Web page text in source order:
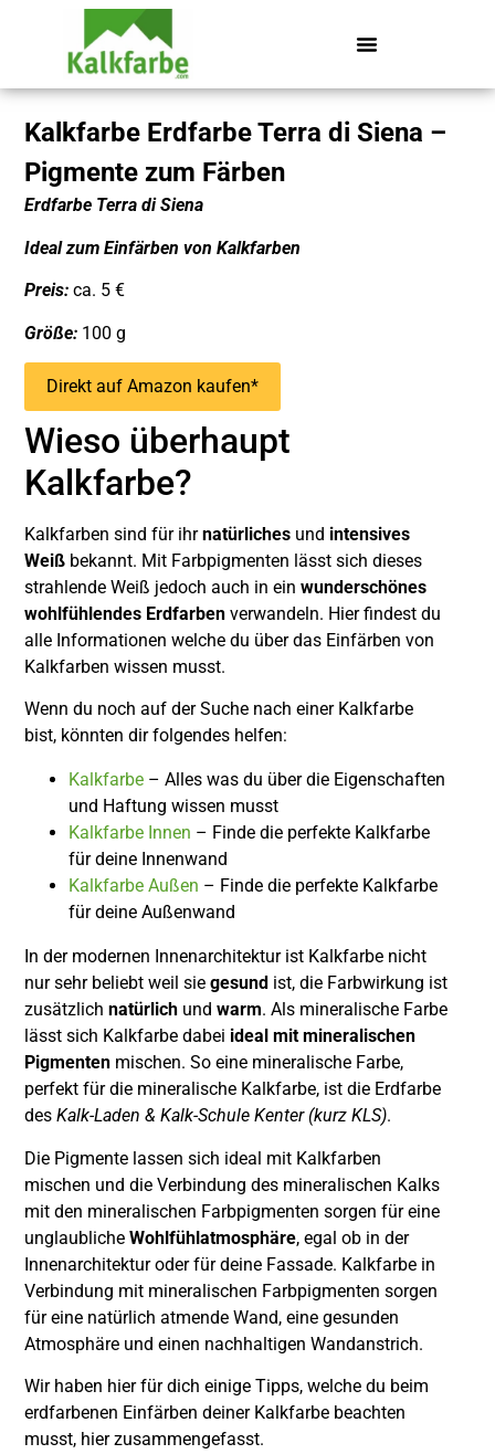
Kalkfarbe Erdfarbe Terra di Siena –
Pigmente zum Färben
Erdfarbe Terra di Siena
Ideal zum Einfärben von Kalkfarben
Preis: ca. 5 €
Größe: 100 g
Direkt auf Amazon kaufen*
Wieso überhaupt
Kalkfarbe?
Kalkfarben sind für ihrnatürliches und intensives
Weiß bekannt. Mit Farbpigmenten lässt sich dieses
strahlende Weiß jedoch auch in einwunderschönes
wohlfühlendes Erdfarben verwandeln. Hier findest du
alle Informationen welche du über das Einfärben von
Kalkfarben wissen musst.
Wenn du noch auf der Suche nach einer Kalkfarbe
bist, könnten dir folgendes helfen:
Kalkfarbe – Alles was du über die Eigenschaften
und Haftung wissen musst
Kalkfarbe Innen – Finde die perfekte Kalkfarbe
für deine Innenwand
Kalkfarbe Außen – Finde die perfekte Kalkfarbe
für deine Außenwand
In der modernen Innenarchitektur ist Kalkfarbe nicht
nur sehr beliebt weil siegesund ist, die Farbwirkung ist
zusätzlich natürlich undwarm. Als mineralische Farbe
lässt sich Kalkfarbe dabei ideal mit mineralischen
Pigmenten mischen. So eine mineralische Farbe,
perfekt für die mineralische Kalkfarbe, ist die Erdfarbe
desKalk-Laden & Kalk-Schule Kenter (kurz KLS).
Die Pigmente lassen sich ideal mit Kalkfarben
mischen und die Verbindung des mineralischen Kalks
mit den mineralischen Farbpigmenten sorgen für eine
unglaubliche Wohlfühlatmosphäre, egal ob in der
Innenarchitektur oder für deine Fassade. Kalkfarbe in
Verbindung mit mineralischen Farbpigmenten sorgen
für eine natürlich atmende Wand, eine gesunden
Atmosphäre und einen nachhaltigen Wandanstrich.
Wir haben hier für dich einige Tipps, welche du beim
erdfarbenen Einfärben deiner Kalkfarbe beachten
musst, hier zusammengefasst.